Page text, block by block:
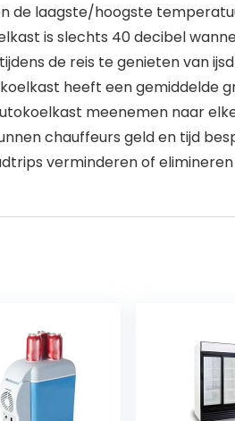
de laagste/hoogste
is slechts 40 decibel
de reis te genieten van
heeft een
meenemen naar
chauffeurs geld en tijd
verminderen of